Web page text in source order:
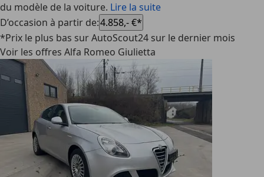
du modèle de la voiture. Lire la suite
D’occasion à partir de:4.858,- €*
*Prix le plus bas sur AutoScout24 sur le dernier mois
Voir les offres Alfa Romeo Giulietta